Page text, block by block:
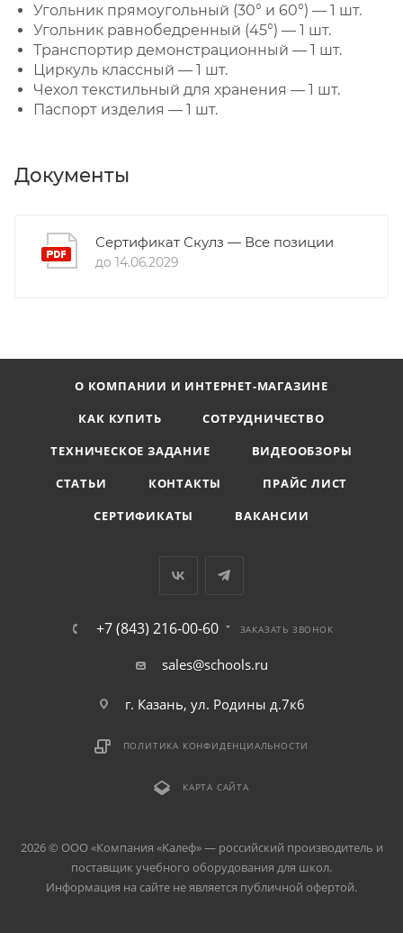
Угольник прямоугольный (30° и 60°) — 1 шт.
Угольник равнобедренный (45°) — 1 шт.
Транспортир демонстрационный — 1 шт.
Циркуль классный — 1 шт.
Чехол текстильный для хранения — 1 шт.
Паспорт изделия — 1 шт.
Документы
Сертификат Скулз — Все позиции
до 14.06.2029
О КОМПАНИИ И ИНТЕРНЕТ-МАГАЗИНЕ
КАК КУПИТЬ
СОТРУДНИЧЕСТВО
ТЕХНИЧЕСКОЕ ЗАДАНИЕ
ВИДЕООБЗОРЫ
СТАТЬИ
КОНТАКТЫ
ПРАЙС ЛИСТ
СЕРТИФИКАТЫ
ВАКАНСИИ
+7 (843) 216-00-60 ЗАКАЗАТЬ ЗВОНОК
sales@schools.ru
г. Казань, ул. Родины д.7к6
ПОЛИТИКА КОНФИДЕНЦИАЛЬНОСТИ
КАРТА САЙТА
2026 © ООО «Компания «Kалеф» — российский производитель и
поставщик учебного оборудования для школ.
Информация на сайте не является публичной офертой.